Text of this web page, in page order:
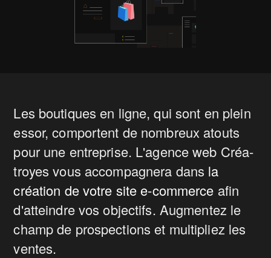
Les boutiques en ligne, qui sont en plein
essor, comportent de nombreux atouts
pour une entreprise. L'agence web Créa-
troyes vous accompagnera dans la
création de votre site e-commerce afin
d'atteindre vos objectifs. Augmentez le
champ de prospections et multipliez les
ventes.